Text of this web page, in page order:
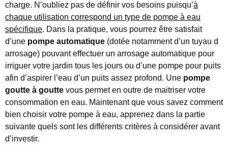
charge. N’oubliez pas de définir vos besoins puisqu’à
chaque utilisation correspond un type de pompe à eau
spécifique. Dans la pratique, vous pourrez être satisfait
d’une pompe automatique (dotée notamment d’un tuyau d
arrosage) pouvant effectuer un arrosage automatique pour
irriguer votre jardin tous les jours ou d’une pompe pour puits
afin d’aspirer l’eau d’un puits assez profond. Une pompe
goutte à goutte vous permet en outre de maitriser votre
consommation en eau. Maintenant que vous savez comment
bien choisir votre pompe à eau, apprenez dans la partie
suivante quels sont les différents critères à considérer avant
d’investir.